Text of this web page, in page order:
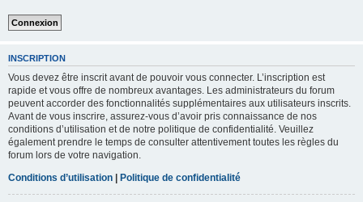
INSCRIPTION
Vous devez être inscrit avant de pouvoir vous connecter. L’inscription est
rapide et vous offre de nombreux avantages. Les administrateurs du forum
peuvent accorder des fonctionnalités supplémentaires aux utilisateurs inscrits.
Avant de vous inscrire, assurez-vous d’avoir pris connaissance de nos
conditions d’utilisation et de notre politique de confidentialité. Veuillez
également prendre le temps de consulter attentivement toutes les règles du
forum lors de votre navigation.
Conditions d’utilisation | Politique de confidentialité